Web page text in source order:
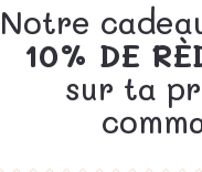
löse ein Rätsel, male
Mitmach-Journal und
Notre
10% DE
sur ta